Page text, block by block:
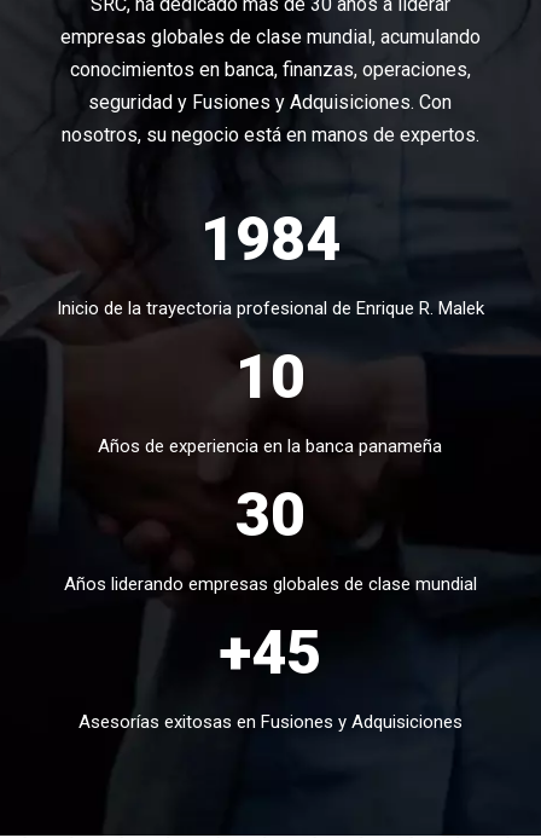
empresas globales de clase mundial, acumulando
conocimientos en banca, finanzas, operaciones,
seguridad y Fusiones y Adquisiciones. Con
nosotros, su negocio está en manos de expertos.
1984
Inicio de la trayectoria profesional de Enrique R. Malek
10
Años de experiencia en la banca panameña
30
Años liderando empresas globales de clase mundial
+45
Asesorías exitosas en Fusiones y Adquisiciones